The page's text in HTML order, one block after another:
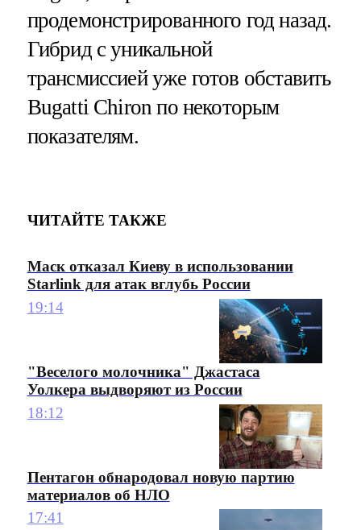
продемонстрированного год назад.
Гибрид с уникальной
трансмиссией уже готов обставить
Bugatti Chiron по некоторым
показателям.
ЧИТАЙТЕ ТАКЖЕ
Маск отказал Киеву в использовании
Starlink для атак вглубь России
19:14
"Веселого молочника" Джастаса
Уолкера выдворяют из России
18:12
Пентагон обнародовал новую партию
материалов об НЛО
17:41